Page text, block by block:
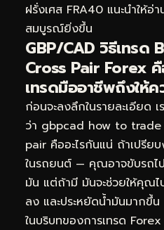
ฝรั่งเศส FRA40 แนะนำให้อ่
สมบูรณ์ยิ่งขึ้น
GBP/CAD วิธีเทรด
Cross Pair Forex คื
เทรดมืออาชีพถึงให้
ก่อนจะลงลึกในรายละเอียด
ว่า gbpcad how to
pair คืออะไรกันแน่ ถ้าเปรีย
ในรถยนต์ — คุณอาจขับรถไ
มัน แต่ถ้ามี มันจะช่วยให้คุณ
ลง และประหยัดน้ำมันมากขึ้น
ในบริบทของการเทรด